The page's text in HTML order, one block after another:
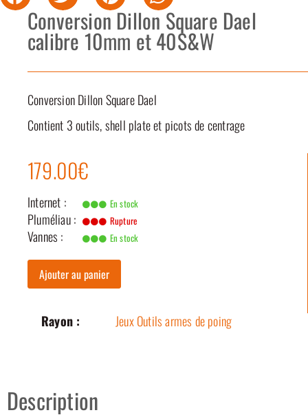
Conversion Dillon Square Dael
calibre 10mm et 40S&W
Conversion Dillon Square Dael
Contient 3 outils, shell plate et picots de centrage
179.00€
Internet : En stock
Pluméliau : Rupture
Vannes : En stock
Ajouter au panier
Rayon : Jeux Outils armes de poing
Description